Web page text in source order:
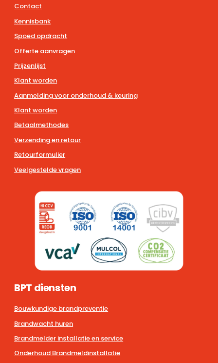
Contact
Kennisbank
Spoed opdracht
Offerte aanvragen
Prijzenlijst
Klant worden
Aanmelding voor onderhoud & keuring
Klant worden
Betaalmethodes
Verzending en retour
Retourformulier
Veelgestelde vragen
BPT diensten
Bouwkundige brandpreventie
Brandwacht huren
Brandmelder installatie en service
Onderhoud Brandmeldinstallatie